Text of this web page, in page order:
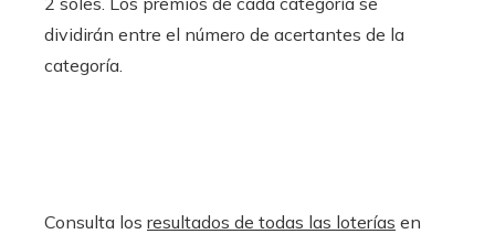
dividirán entre el número de acertantes de la
categoría.
Consulta los resultados de todas las loterías en